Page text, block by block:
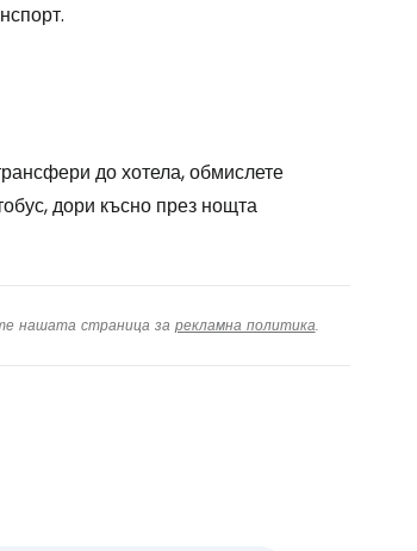
до хотела, обмислете
дори късно през нощта
нашата страница за рекламна политика.